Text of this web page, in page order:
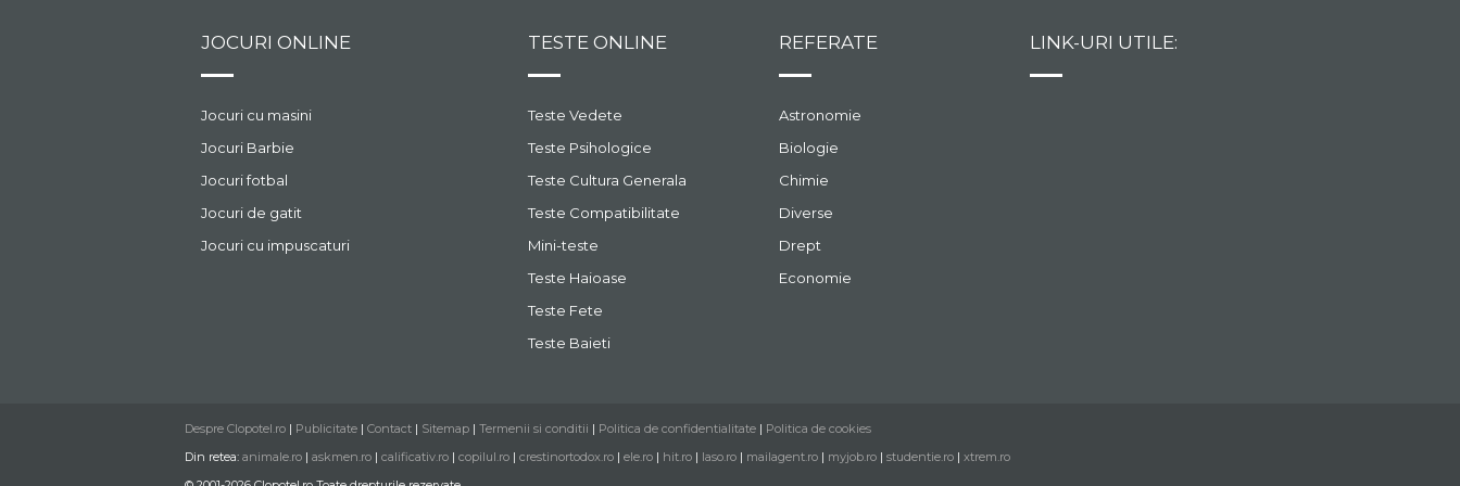
JOCURI ONLINE
Jocuri cu masini
Jocuri Barbie
Jocuri fotbal
Jocuri de gatit
Jocuri cu impuscaturi
TESTE ONLINE
Teste Vedete
Teste Psihologice
Teste Cultura Generala
Teste Compatibilitate
Mini-teste
Teste Haioase
Teste Fete
Teste Baieti
REFERATE
Astronomie
Biologie
Chimie
Diverse
Drept
Economie
LINK-URI UTILE:
Despre Clopotel.ro | Publicitate | Contact | Sitemap | Termenii si conditii | Politica de confidentialitate | Politica de cookies
Din retea: animale.ro | askmen.ro | calificativ.ro | copilul.ro | crestinortodox.ro | ele.ro | hit.ro | laso.ro | mailagent.ro | myjob.ro | studentie.ro | xtrem.ro